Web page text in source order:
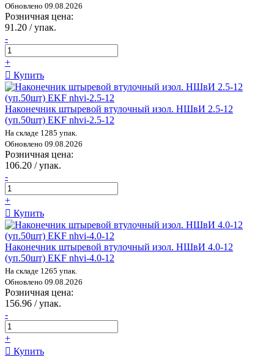
Обновлено 09.08.2026
Розничная цена:
91.20 / упак.
-
+
Купить
Наконечник штыревой втулочный изол. НШвИ 2.5-12
(уп.50шт) EKF nhvi-2.5-12
На складе 1285 упак.
Обновлено 09.08.2026
Розничная цена:
106.20 / упак.
-
+
Купить
Наконечник штыревой втулочный изол. НШвИ 4.0-12
(уп.50шт) EKF nhvi-4.0-12
На складе 1265 упак.
Обновлено 09.08.2026
Розничная цена:
156.96 / упак.
-
+
Купить